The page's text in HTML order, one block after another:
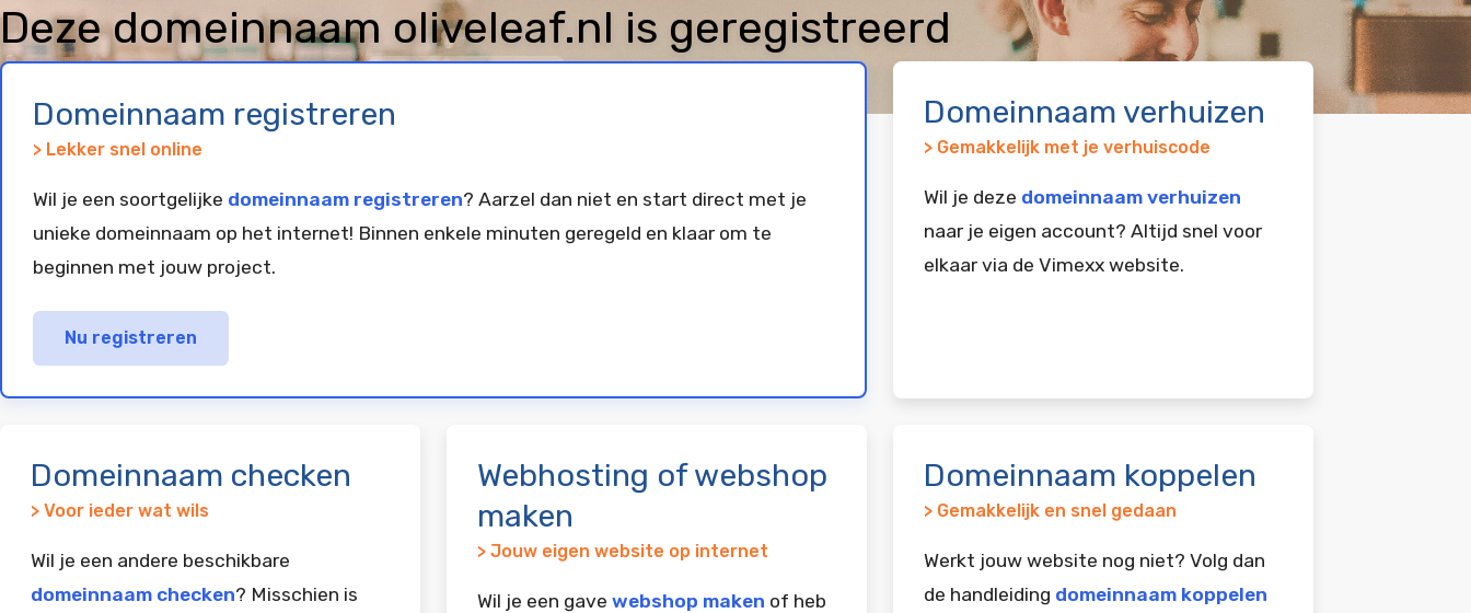
Deze domeinnaam oliveleaf.nl is geregistreerd
en geparkeerd bij
Domeinnaam registreren
> Lekker snel online
Wil je een soortgelijke domeinnaam registreren? Aarzel dan niet en start direct met je
unieke domeinnaam op het internet! Binnen enkele minuten geregeld en klaar om te
beginnen met jouw project.
Nu registreren
Domeinnaam verhuizen
> Gemakkelijk met je verhuiscode
Wil je deze domeinnaam verhuizen
naar je eigen account? Altijd snel voor
elkaar via de Vimexx website.
Domeinnaam checken
> Voor ieder wat wils
Wil je een andere beschikbare
domeinnaam checken? Misschien is
Webhosting of webshop
maken
> Jouw eigen website op internet
Wil je een gave webshop maken of heb
Domeinnaam koppelen
> Gemakkelijk en snel gedaan
Werkt jouw website nog niet? Volg dan
de handleiding domeinnaam koppelen